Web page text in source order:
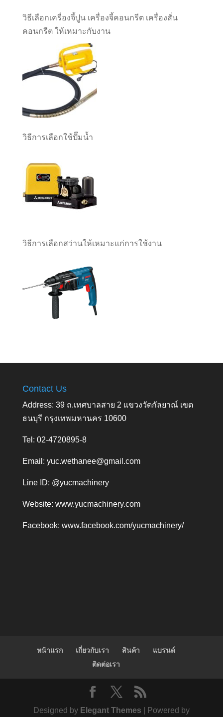
วิธีเลือกเครื่องจี้ปูน เครื่องจี้คอนกรีต เครื่องสั่น
คอนกรีต ให้เหมาะกับงาน
วิธีการเลือกใช้ปั๊มน้ำ
วิธีการเลือกสว่านให้เหมาะแก่การใช้งาน
Contact Us
Address: 39 ถ.เทศบาลสาย 2 แขวงวัดกัลยาณ์ เขต
ธนบุรี กรุงเทพมหานคร 10600
Tel: 02-4720895-8
Email: yuc.wethanee@gmail.com
Line ID: @yucmachinery
Website: www.yucmachinery.com
Facebook: www.facebook.com/yucmachinery/
หน้าแรก เกี่ยวกับเรา สินค้า
แบรนด์
ติดต่อเรา
Designed by Elegant Themes | Powered by